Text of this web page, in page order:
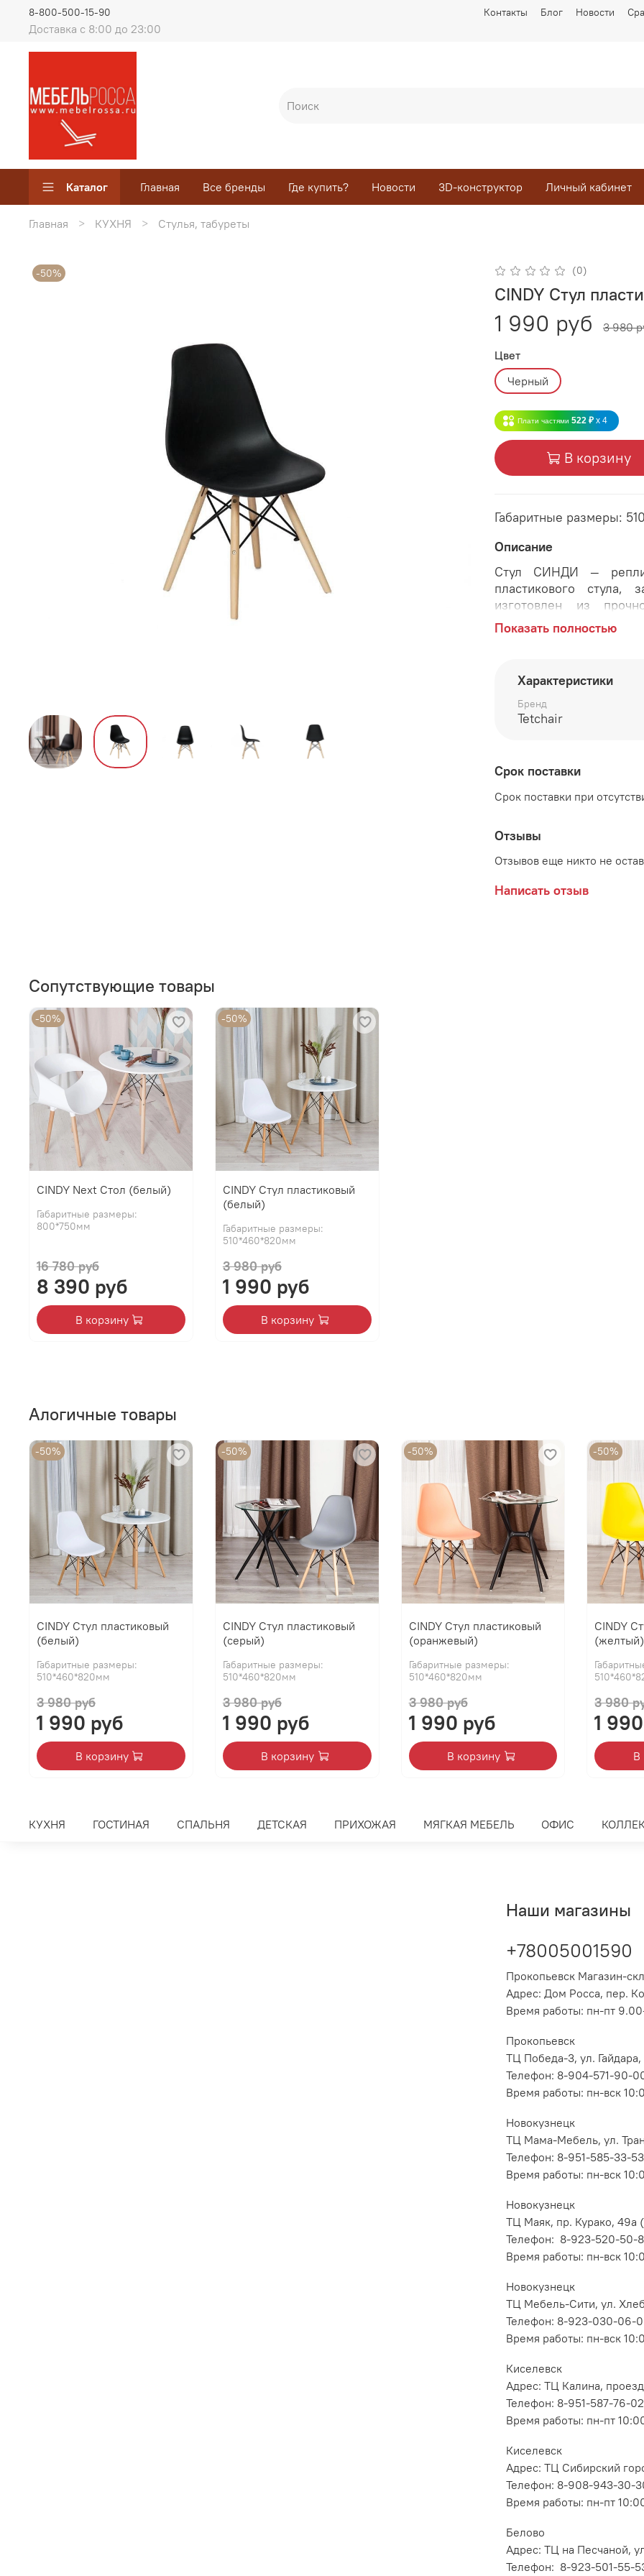
Контакты Блог Новости
Доставка с 8:00 до 23:00
8-800-500-15-90
Каталог Главная Все бренды Где купить? Новости 3D-конструктор Личный кабинет
Главная КУХНЯ Стулья, табуреты
-50% (0)
CINDY Стул
1 990 руб
3 980
Цвет
Черный
Плати частями 522 ₽ x 4
В корзину
Габаритные размеры:
Описание
Стул СИНДИ ―
пластикового стула,
изготовлен из
натурального бука,
стул максимально
Габаритные размеры:
ширина 510 мм
высота 820 мм
Материал:Береза,
Показать полностью
Характеристики
Бренд
Tetchair
Срок поставки
Срок поставки при
Отзывы
Отзывов еще никто не
Написать отзыв
Сопутствующие товары
-50%
CINDY Next Стол (белый)
Габаритные размеры:
800*750мм
16 780 руб
8 390 руб
В корзину
-50%
CINDY Стул пластиковый
(белый)
Габаритные размеры:
510*460*820мм
3 980 руб
1 990 руб
В корзину
Алогичные товары
-50%
CINDY Стул пластиковый
(белый)
Габаритные размеры:
510*460*820мм
3 980 руб
1 990 руб
В корзину
-50%
CINDY Стул пластиковый
(серый)
Габаритные размеры:
510*460*820мм
3 980 руб
1 990 руб
В корзину
-50%
CINDY Стул пластиковый
(оранжевый)
Габаритные размеры:
510*460*820мм
3 980 руб
1 990 руб
В корзину
-50%
CINDY
(желтый)
3 980
1
В
КУХНЯ ГОСТИНАЯ СПАЛЬНЯ ДЕТСКАЯ ПРИХОЖАЯ МЯГКАЯ МЕБЕЛЬ ОФИС
Наши магазины
+78005001590
Прокопьевск Магазин-
Адрес: Дом Росса, пер.
Время работы: пн-пт
Прокопьевск
ТЦ Победа-3, ул. Гайдара,
Телефон: 8-904-571-90-
Время работы: пн-вск
Новокузнецк
ТЦ Мама-Мебель, ул.
Телефон: 8-951-585-33-53
Время работы: пн-вск
Новокузнецк
ТЦ Маяк, пр. Курако, 49а
Телефон: 8-923-520-50-
Время работы: пн-вск
Новокузнецк
ТЦ Мебель-Сити, ул.
Телефон: 8-923-030-06-
Время работы: пн-вск
Киселевск
Адрес: ТЦ Калина,
Телефон: 8-951-587-76-02
Время работы: пн-пт
Киселевск
Адрес: ТЦ Сибирский
Телефон: 8-908-943-30-
Время работы: пн-пт
Белово
Адрес: ТЦ на Песчаной,
Телефон: 8-923-501-55-